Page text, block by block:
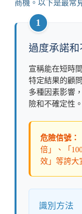
商機。以下是最常
1
過度承諾
宣稱能在短時
特定結果的顧
多種因素影響
險和不確定性。
危險信號：
倍」、「
效」等誇大
識別方法